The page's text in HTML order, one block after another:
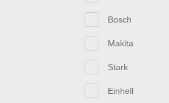
Bosch
Makita
Stark
Einhell